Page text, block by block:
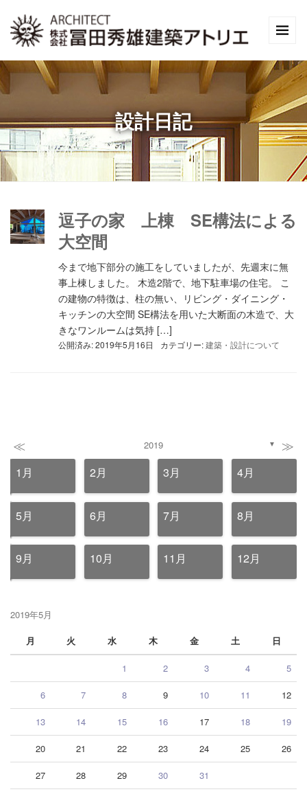
設計日記
逗子の家 上棟 SE構法による
大空間
今まで地下部分の施工をしていましたが、先週末に無
事上棟しました。 木造2階で、地下駐車場の住宅。 こ
の建物の特徴は、柱の無い、リビング・ダイニング・
キッチンの大空間 SE構法を用いた大断面の木造で、大
きなワンルームは気持 […]
公開済み: 2019年5月16日 カテゴリー:建築・設計について
≪ 2019 ▼ ≫
1月 2月 3月 4月
5月 6月 7月 8月
9月 10月 11月 12月
2019年5月
月
火 水 木 金 土 日
1 2 3 4 5
6 7 8 9 10 11 12
13 14 15 16 17 18 19
20 21 22 23 24 25 26
27 28 29 30 31